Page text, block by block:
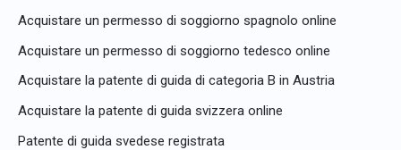
Acquistare un permesso di soggiorno spagnolo online
Acquistare un permesso di soggiorno tedesco online
Acquistare la patente di guida di categoria B in Austria
Acquistare la patente di guida svizzera online
Patente di guida svedese registrata